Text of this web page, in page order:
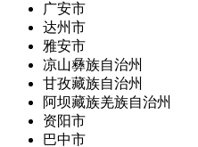
广安市
达州市
雅安市
凉山彝族自治州
甘孜藏族自治州
阿坝藏族羌族自治州
资阳市
巴中市